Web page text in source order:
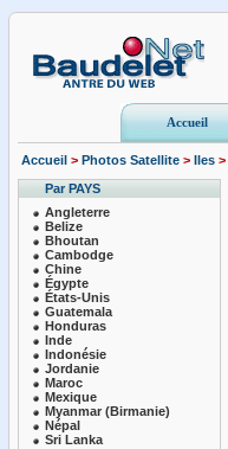
Accueil
Accueil > Photos Satellite > Iles >
Par PAYS
Angleterre
Belize
Bhoutan
Cambodge
Chine
Égypte
États-Unis
Guatemala
Honduras
Inde
Indonésie
Jordanie
Maroc
Mexique
Myanmar (Birmanie)
Népal
Sri Lanka